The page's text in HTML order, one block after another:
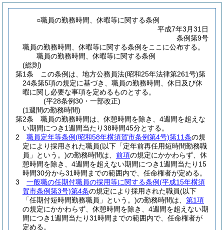
○職員の勤務時間、休暇等に関する条例
平成7年3月31日
条例第9号
職員の勤務時間、休暇等に関する条例をここに公布する。
職員の勤務時間、休暇等に関する条例
(総則)
第1条
この条例は、地方公務員法(昭和25年法律第261号)第
24条第5項の規定に基づき、職員の勤務時間、休日及び休
暇に関し必要な事項を定めるものとする。
(平28条例30・一部改正)
(1週間の勤務時間)
第2条
職員の勤務時間は、休憩時間を除き、4週間を超えな
い期間につき1週間当たり38時間45分とする。
2
職員定年等条例(昭和58年横須賀市条例第4号)第11条の規
定により採用された職員(以下「定年前再任用短時間勤務職
員」という。)の勤務時間は、 前項の規定にかかわらず、休
憩時間を除き、4週間を超えない期間につき1週間当たり15
時間30分から31時間までの範囲内で、任命権者が定める。
3
一般職の任期付職員の採用等に関する条例(平成15年横須
賀市条例第3号)第4条の規定により採用された職員(以下
「任期付短時間勤務職員」という。)の勤務時間は、 第1項
の規定にかかわらず、休憩時間を除き、4週間を超えない期
間につき1週間当たり31時間までの範囲内で、任命権者が
定める。